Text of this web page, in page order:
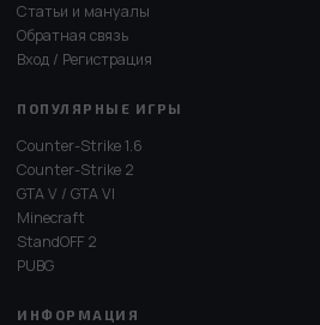
Статьи и мануалы
Обратная связь
Вход / Регистрация
ПОПУЛЯРНЫЕ ИГРЫ
Counter-Strike 1.6
Counter-Strike 2
GTA V / GTA VI
Minecraft
StandOFF 2
PUBG
ИНФОРМАЦИЯ